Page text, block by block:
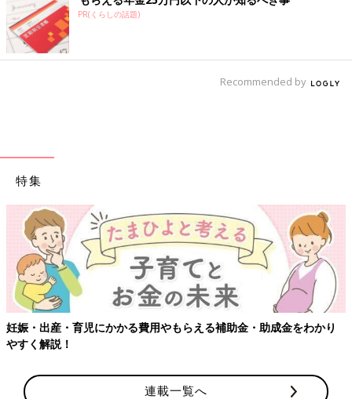
PR(くらしの話題)
Recommended by
特集
・出産・育児にかかる費用やもらえる補助金・助成金をわかり
く解説！
【
連載一覧へ